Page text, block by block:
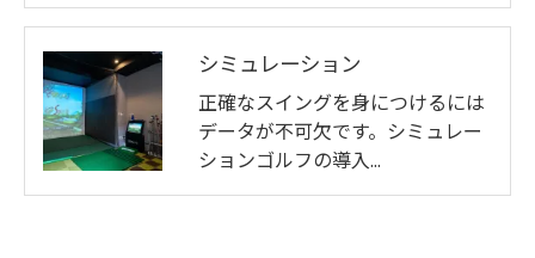
シミュレーション
正確なスイングを身につけるには
データが不可欠です。シミュレー
ションゴルフの導入…